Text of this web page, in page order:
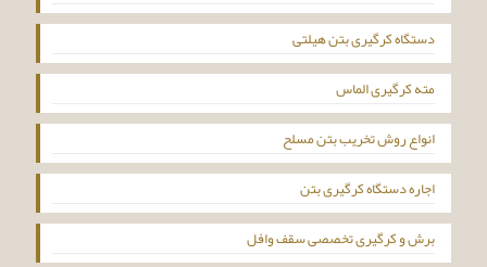
دستگاه کرگیری بتن هیلتی
مته کرگیری الماس
انواع روش تخریب بتن مسلح
اجاره دستگاه کرگیری بتن
برش و کرگیری تخصصی سقف وافل